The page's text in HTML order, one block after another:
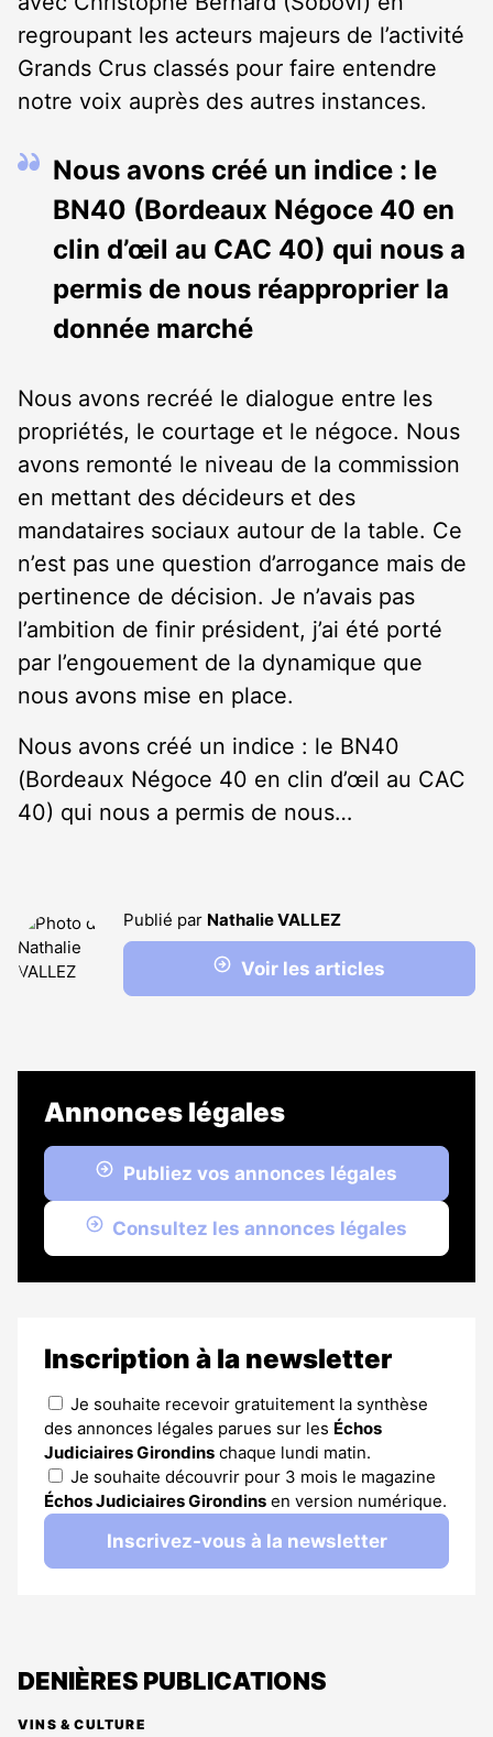
regroupant les acteurs majeurs de l’activité
Grands Crus classés pour faire entendre
notre voix auprès des autres instances.
Nous avons créé un indice : le
BN40 (Bordeaux Négoce 40 en
clin d’œil au CAC 40) qui nous a
permis de nous réapproprier la
donnée marché
Nous avons recréé le dialogue entre les
propriétés, le courtage et le négoce. Nous
avons remonté le niveau de la commission
en mettant des décideurs et des
mandataires sociaux autour de la table. Ce
n’est pas une question d’arrogance mais de
pertinence de décision. Je n’avais pas
l’ambition de finir président, j’ai été porté
par l’engouement de la dynamique que
nous avons mise en place.
Nous avons créé un indice : le BN40
(Bordeaux Négoce 40 en clin d’œil au CAC
40) qui nous a permis de nous…
Publié par Nathalie VALLEZ
Voir les articles
Annonces légales
Publiez vos annonces légales
Consultez les annonces légales
Inscription à la newsletter
Je souhaite recevoir gratuitement la synthèse
des annonces légales parues sur les Échos
Judiciaires Girondins chaque lundi matin.
Je souhaite découvrir pour 3 mois le magazine
Échos Judiciaires Girondins en version numérique.
Inscrivez-vous à la newsletter
DENIÈRES PUBLICATIONS
VINS & CULTURE